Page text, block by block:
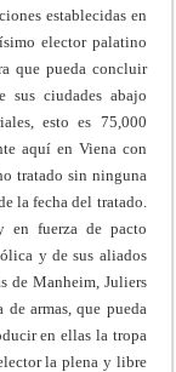
establecidas en
elector palatino
que pueda concluir
sus ciudades abajo
esto es 75,000
aquí en Viena con
tratado sin ninguna
la fecha del tratado.
en fuerza de pacto
y de sus aliados
de Manheim, Juliers
armas, que pueda
en ellas la tropa
la plena y libre